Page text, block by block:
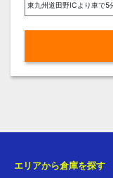
東九州道田野ICより車で5
エリアから倉庫を探す